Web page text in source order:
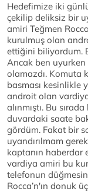
Hedefimize iki
çekilip deliksiz bir
amiri Teğmen
kurulmuş olan
ettiğini biliyordum.
Ancak ben
olamazdı. Komuta
basması kesinlikle
androit olan
alınmıştı. Bu
duvardaki saate
gördüm. Fakat bir
uyandırılmam
kaptanın haberdar
vardiya amiri bu
telefonun
Rocca’n'ın donuk